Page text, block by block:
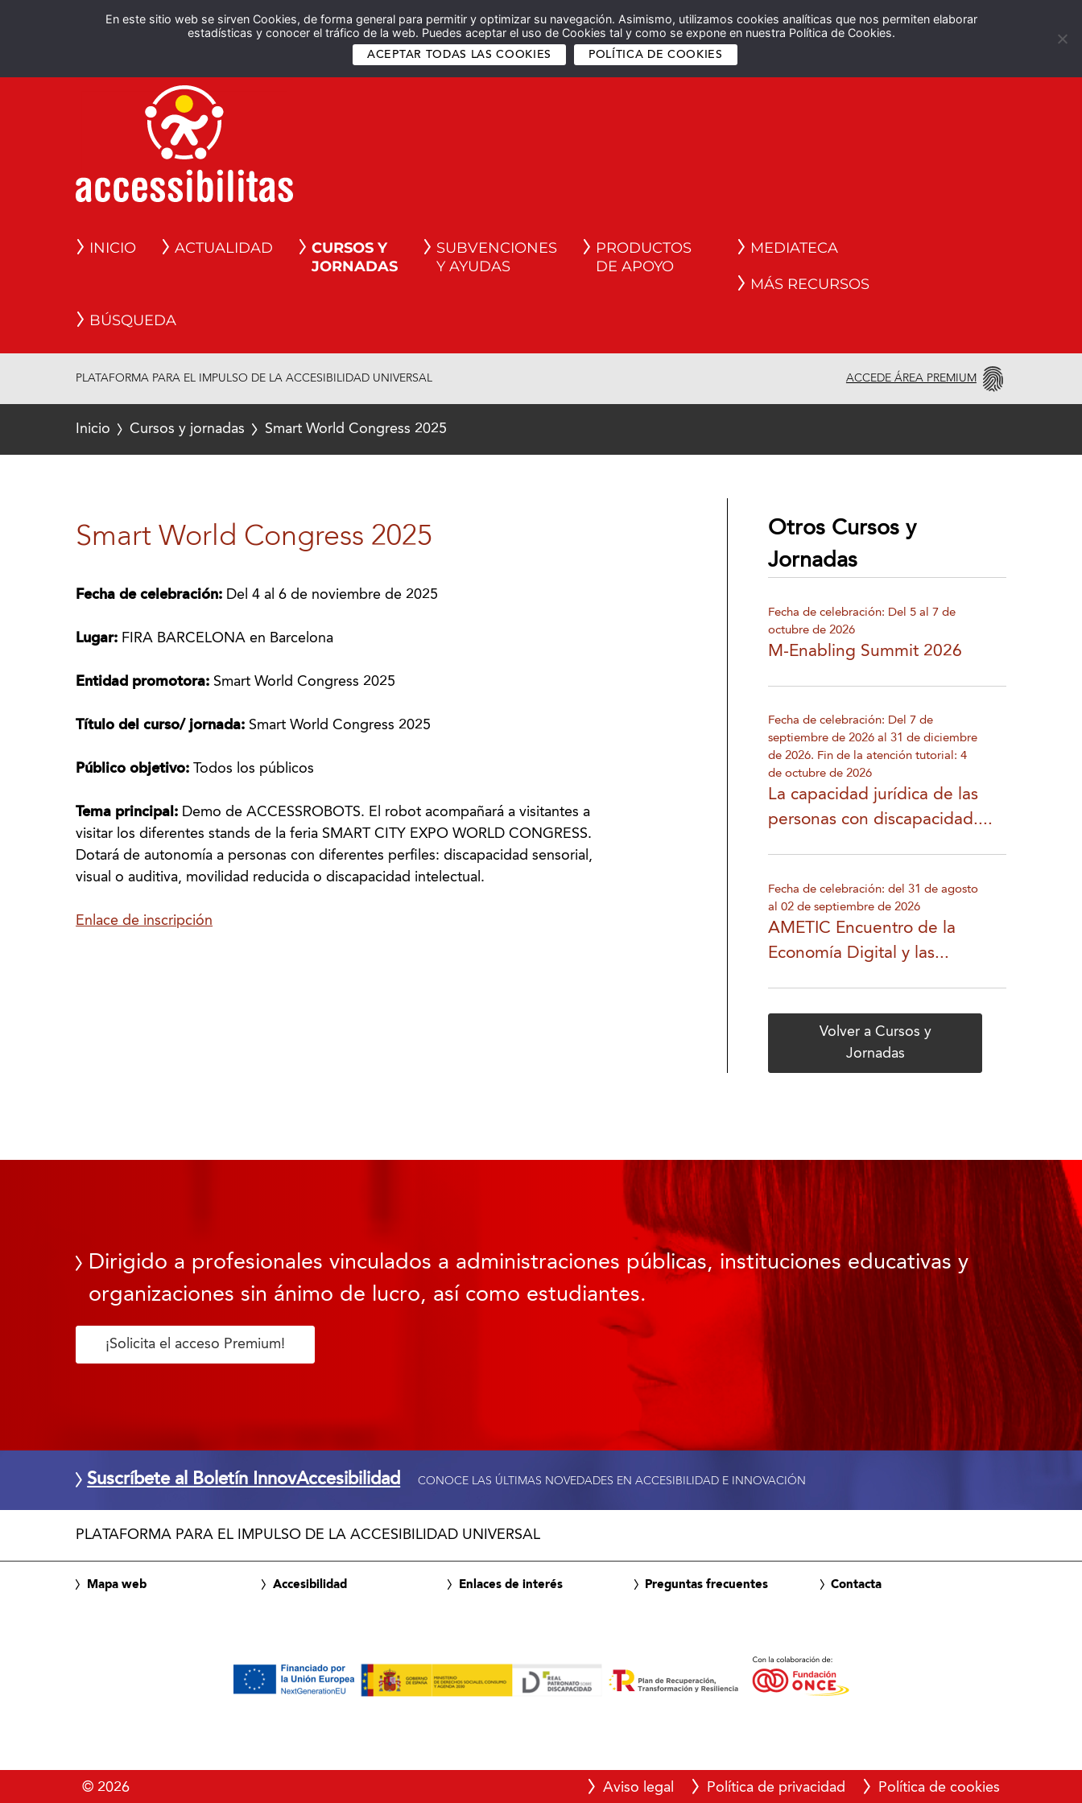
En este sitio web se sirven Cookies, de forma general para permitir y optimizar su navegación. Asimismo, utilizamos cookies analíticas que nos permiten elaborar
estadísticas y conocer el tráfico de la web. Puedes aceptar el uso de Cookies tal y como se expone en nuestra Política de Cookies.
ACEPTAR TODAS LAS COOKIES POLÍTICA DE COOKIES
Español English
INICIO ACTUALIDAD
CURSOS Y
JORNADAS
SUBVENCIONES
Y AYUDAS
PRODUCTOS
DE APOYO
MEDIATECA
MÁS RECURSOS
BÚSQUEDA
PLATAFORMA PARA EL IMPULSO DE LA ACCESIBILIDAD UNIVERSAL ACCEDE ÁREA PREMIUM
Inicio Cursos y jornadas Smart World Congress 2025
Smart World Congress 2025
Fecha de celebración: Del 4 al 6 de noviembre de 2025
Lugar: FIRA BARCELONA en Barcelona
Entidad promotora: Smart World Congress 2025
Título del curso/ jornada: Smart World Congress 2025
Público objetivo:Todos los públicos
Tema principal: Demo de ACCESSROBOTS. El robot acompañará a visitantes a
visitar los diferentes stands de la feria SMART CITY EXPO WORLD CONGRESS.
Dotará de autonomía a personas con diferentes perfiles: discapacidad sensorial,
visual o auditiva, movilidad reducida o discapacidad intelectual.
Enlace de inscripción
Otros Cursos y
Jornadas
Fecha de celebración: Del 5 al 7 de
octubre de 2026
M-Enabling Summit 2026
Fecha de celebración: Del 7 de
septiembre de 2026 al 31 de diciembre
de 2026. Fin de la atención tutorial: 4
de octubre de 2026
La capacidad jurídica de las
personas con discapacidad....
Fecha de celebración: del 31 de agosto
al 02 de septiembre de 2026
AMETIC Encuentro de la
Economía Digital y las...
Volver a Cursos y
Jornadas
Dirigido a profesionales vinculados a administraciones públicas, instituciones educativas y
organizaciones sin ánimo de lucro, así como estudiantes.
¡Solicita el acceso Premium!
Suscríbete al Boletín InnovAccesibilidad CONOCE LAS ÚLTIMAS NOVEDADES EN ACCESIBILIDAD E INNOVACIÓN
PLATAFORMA PARA EL IMPULSO DE LA ACCESIBILIDAD UNIVERSAL
Mapa web Accesibilidad Enlaces de interés Preguntas frecuentes Contacta
© 2026 Aviso legal Política de privacidad Política de cookies